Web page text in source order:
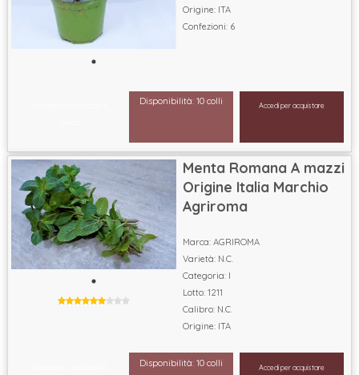
Origine: ITA
Confezioni: 6
Disponibilità: 10 colli Accedi per acquistare
Menta Romana A mazzi
Origine Italia Marchio
Agriroma
Marca: AGRIROMA
Varietà: N.C.
Categoria: I
Lotto: 1211
Calibro: N.C.
Origine: ITA
Disponibilità: 10 colli Accedi per acquistare